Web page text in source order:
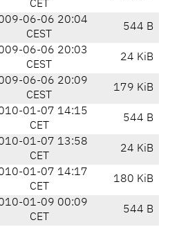
CET
06-06 20:04
CEST
544 B
06-06 20:03
CEST
24 KiB
06-06 20:09
CEST
179 KiB
01-07 14:15
CET
544 B
01-07 13:58
CET
24 KiB
01-07 14:17
CET
180 KiB
01-09 00:09
CET
544 B